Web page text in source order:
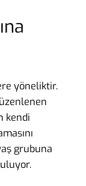
yöneliktir.
kendi
grubuna